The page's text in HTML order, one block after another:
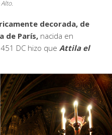
decorada, de
de París, nacida en
DC hizo que Attila el